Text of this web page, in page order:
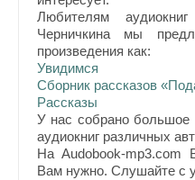
Любителям
Черничкина мы
произведения как:
Увидимся
Сборник рассказов
Рассказы
У нас собрано большое
аудиокниг различных
На Audobook-mp3.com
Вам нужно. Слушайте с